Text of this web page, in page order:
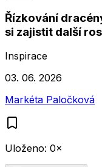
Řízkování
si zajistit další
Inspirace
03. 06. 2026
Markéta Paločková
Uloženo: 0×